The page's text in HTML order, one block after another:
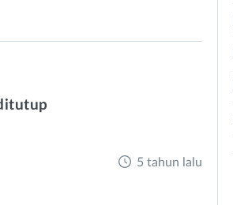
5 tahun lalu